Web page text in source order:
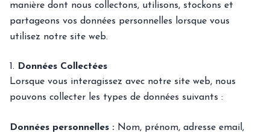
manière dont nous collectons, utilisons, stockons et
partageons vos données personnelles lorsque vous
utilisez notre site web.
1.
Données Collectées
Lorsque vous interagissez avec notre site web, nous
pouvons collecter les types de données suivants :
Données personnelles : Nom, prénom, adresse email,